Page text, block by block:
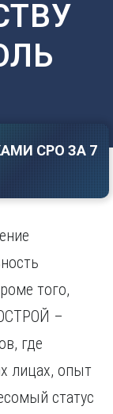
Удэ
СРО ЗА 7
того,
–
где
лицах, опыт
статус